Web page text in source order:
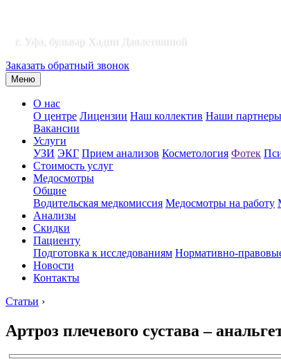
г. Уфа, бульвар Хадии Давлетшиной
Заказать обратный звонок
Меню
О нас
О центре Лицензии Наш коллектив Наши партнеры
Вакансии
Услуги
УЗИ ЭКГ Прием анализов Косметология Фотек
Стоимость услуг
Медосмотры
Общие
Водительская медкомиссия Медосмотры на работу
Анализы
Скидки
Пациенту
Подготовка к исследованиям Нормативно-
Новости
Контакты
Статьи ›
Артроз плечевого сустава –